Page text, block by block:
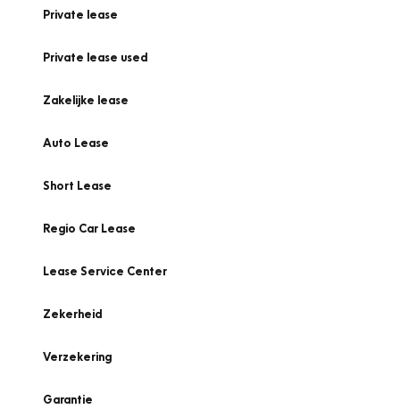
Private lease
Private lease used
Zakelijke lease
Auto Lease
Short Lease
Regio Car Lease
Lease Service Center
Zekerheid
Verzekering
Garantie